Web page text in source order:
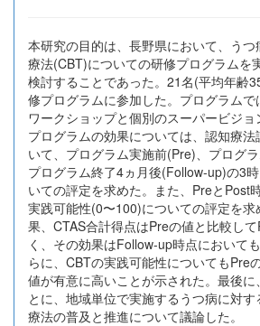
本研究の目的は、長野県において、う
療法(CBT)についての研修プログラムを
検討することであった。21名(平均年齢
修プログラムに参加した。プログラム
ワークショップと個別のスーパービジ
プログラムの効果については、認知療
いて、プログラム実施前(Pre)、プログラ
プログラム終了4ヵ月後(Follow-up)の3
いての評定を求めた。また、PreとPost
実践可能性(0〜100)についての評定を
果、CTAS合計得点はPreの値と比較し
く、その効果はFollow-up時点において
らに、CBTの実践可能性についてもPre
値が有意に高いことが示された。最後に
とに、地域単位で実施するうつ病に対
療法の普及と推進について議論した。